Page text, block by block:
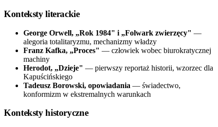
Konteksty literackie
George Orwell, „Rok 1984" i „Folwark zwierzęcy" —
alegoria totalitaryzmu, mechanizmy władzy
Franz Kafka, „Proces" — człowiek wobec biurokratycznej
machiny
Herodot, „Dzieje" — pierwszy reportaż historii, wzorzec dla
Kapuścińskiego
Tadeusz Borowski, opowiadania — świadectwo,
konformizm w ekstremalnych warunkach
Konteksty historyczne